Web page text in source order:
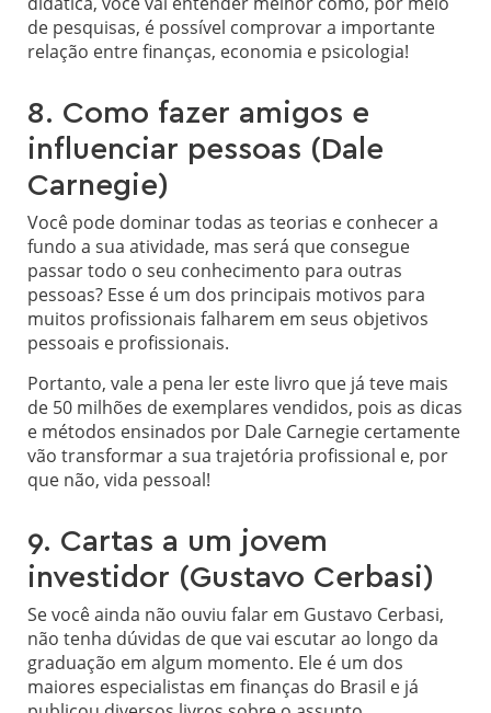
de pesquisas, é possível comprovar a importante
relação entre finanças, economia e psicologia!
8. Como fazer amigos e
influenciar pessoas (Dale
Carnegie)
Você pode dominar todas as teorias e conhecer a
fundo a sua atividade, mas será que consegue
passar todo o seu conhecimento para outras
pessoas? Esse é um dos principais motivos para
muitos profissionais falharem em seus objetivos
pessoais e profissionais.
Portanto, vale a pena ler este livro que já teve mais
de 50 milhões de exemplares vendidos, pois as dicas
e métodos ensinados por Dale Carnegie certamente
vão transformar a sua trajetória profissional e, por
que não, vida pessoal!
9. Cartas a um jovem
investidor (Gustavo Cerbasi)
Se você ainda não ouviu falar em Gustavo Cerbasi,
não tenha dúvidas de que vai escutar ao longo da
graduação em algum momento. Ele é um dos
maiores especialistas em finanças do Brasil e já